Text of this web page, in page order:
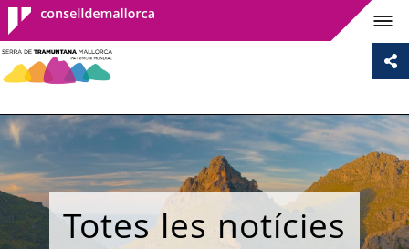
Consell de
Mallorca
Totes les notícies